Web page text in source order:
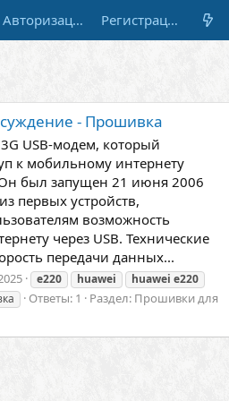
Авторизация Регистрация
- Прошивка
USB-модем, который
к мобильному интернету
Он был запущен 21 июня 2006
первых устройств,
возможность
через USB. Технические
передачи данных...
e220 huawei huawei e220
Ответы: 1 Раздел: Прошивки для